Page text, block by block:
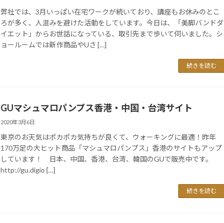
弊社では、3月いっぱい在宅ワークが続いており、講座もお休みのとこ
ろが多く、人混みを避けた活動をしています。今日は、「美脚バンドダ
イエット」からお世話になっている、取引先まで歩いて伺いました。シ
ョールームでは新作商品やUさ […]
続きを読む
GUマシュマロパンプス香港・中国・台湾サイト
2020年3月6日
東京のお天気はポカポカ気持ちが良くて、ウォーキングに最適！昨年
170万足の大ヒット商品「マシュマロパンプス」香港のサイトもアップ
しています！ 日本、中国、香港、台湾、韓国のGUで販売中です。
http://gu.digio […]
続きを読む